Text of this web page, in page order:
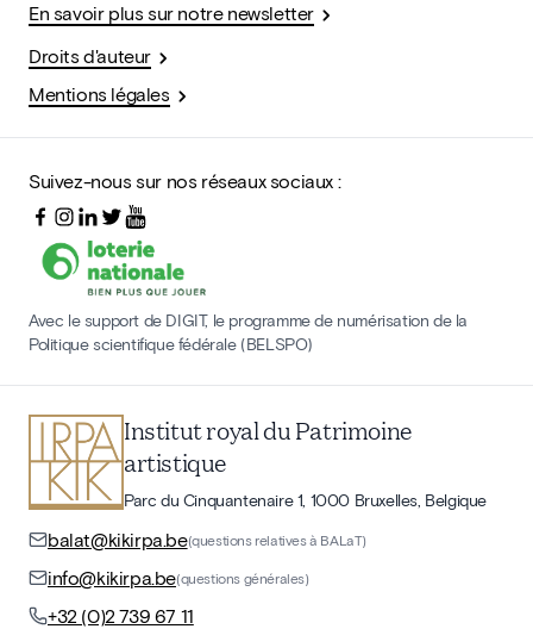
En savoir plus sur notre newsletter
Droits d'auteur
Mentions légales
Suivez-nous sur nos réseaux sociaux :
Avec le support de DIGIT, le programme de numérisation de la
Politique scientifique fédérale (BELSPO)
Institut royal du Patrimoine
artistique
Parc du Cinquantenaire 1, 1000 Bruxelles, Belgique
balat@kikirpa.be(questions relatives à BALaT)
info@kikirpa.be(questions générales)
+32 (0)2 739 67 11